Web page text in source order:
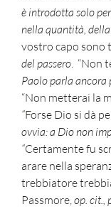
è introdotta solo
nella quantità, della
vostro capo sono
del passero. “Non
Paolo parla
“Non metterai la
“Forse Dio si dà
ovvia: a Dio non
“Certamente fu
arare nella
trebbiatore
Passmore,op. cit.,